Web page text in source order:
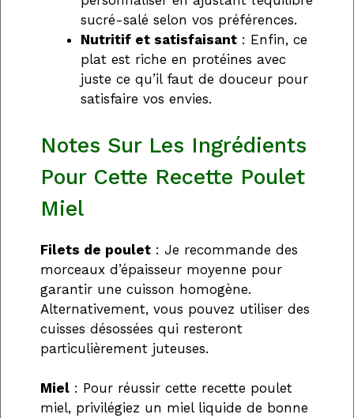
sucré-salé selon vos préférences.
Nutritif et satisfaisant : Enfin, ce
plat est riche en protéines avec
juste ce qu’il faut de douceur pour
satisfaire vos envies.
Notes Sur Les Ingrédients
Pour Cette Recette Poulet
Miel
Filets de poulet : Je recommande des
morceaux d’épaisseur moyenne pour
garantir une cuisson homogène.
Alternativement, vous pouvez utiliser des
cuisses désossées qui resteront
particulièrement juteuses.
Miel : Pour réussir cette recette poulet
miel, privilégiez un miel liquide de bonne